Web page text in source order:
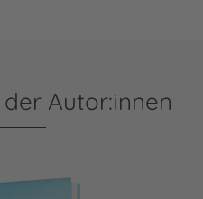
Autor:innen